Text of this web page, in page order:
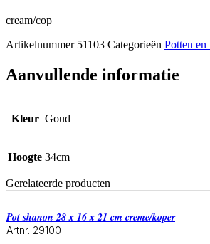
cream/cop
Artikelnummer 51103 Categorieën Potten en
Aanvullende informatie
Kleur Goud
Hoogte 34cm
Gerelateerde producten
Pot shanon 28 x 16 x 21 cm creme/koper
Artnr. 29100